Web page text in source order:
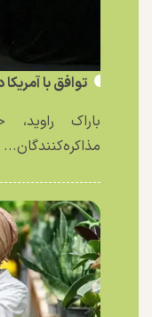
توافق با
باراک
مذاکره‌کنندگان...